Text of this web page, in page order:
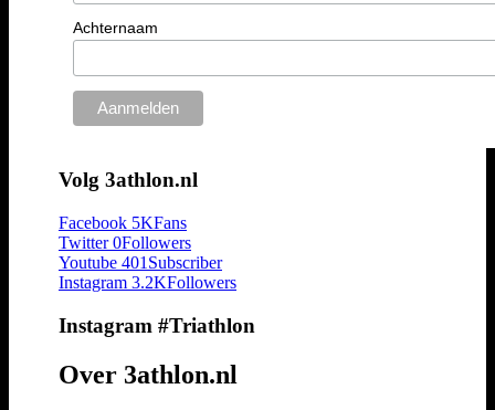
Achternaam
Volg 3athlon.nl
Facebook 5KFans
Twitter 0Followers
Youtube 401 Subscriber
Instagram 3.2KFollowers
Instagram #Triathlon
Over 3athlon.nl